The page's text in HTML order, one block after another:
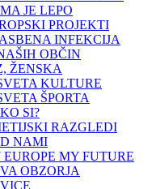
JE LEPO
PROJEKTI
INFEKCIJA
OBČIN
ŽENSKA
KULTURE
ŠPORTA
SI?
RAZGLEDI
NAMI
EUROPE MY FUTURE
OBZORJA